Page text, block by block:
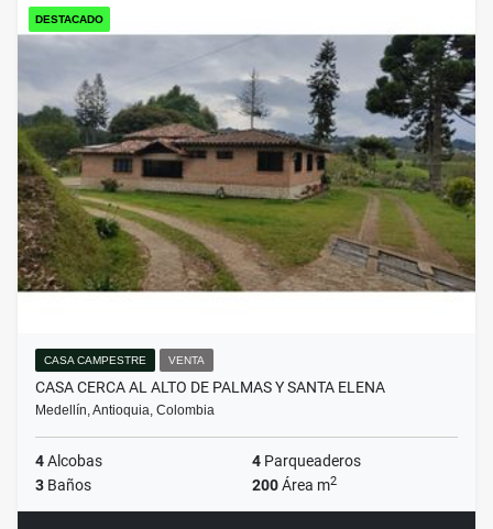
DESTACADO
CASA CAMPESTRE VENTA
CASA CERCA AL ALTO DE PALMAS Y SANTA ELENA
Medellín, Antioquia, Colombia
4Alcobas 4 Parqueaderos
3 Baños 200Área m2